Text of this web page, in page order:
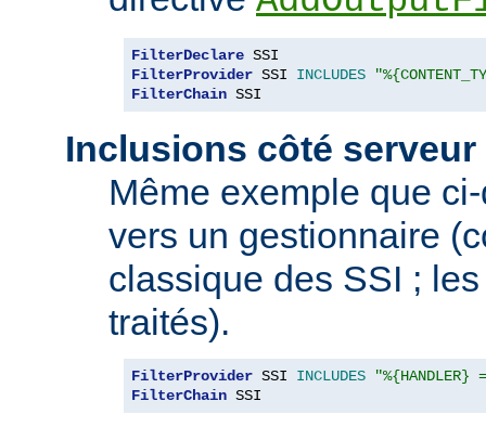
FilterDeclare
FilterProvider SSI INCLUDES
FilterChain SSI
Inclusions côté serveur
Même exemple que
vers un gestionnaire
classique des SSI ;
traités).
FilterProvider SSI INCLUDES
FilterChain SSI